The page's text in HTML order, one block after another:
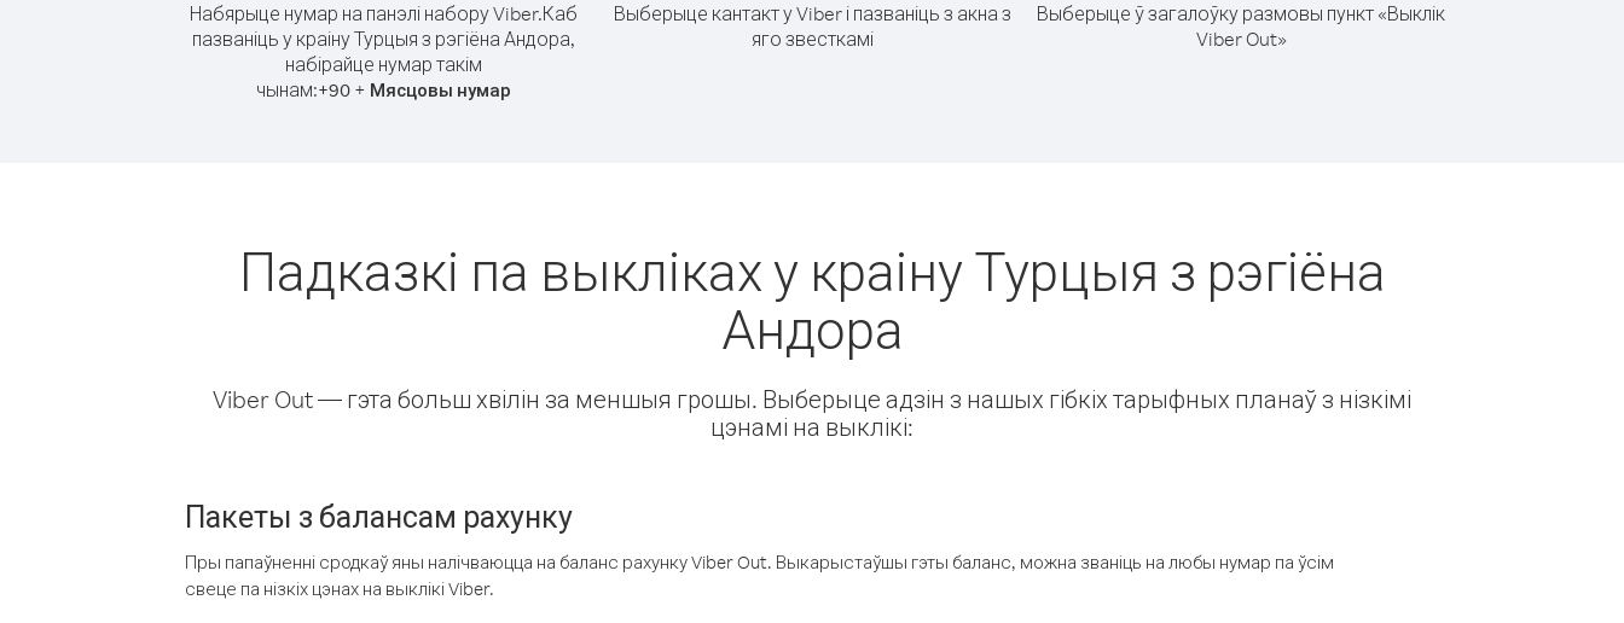
Набярыце нумар на панэлі набору Viber.Каб
пазваніць у краіну Турцыя з рэгіёна Андора,
набірайце нумар такім
чынам:+90+ Мясцовы нумар
Выберыце кантакт у Viber і пазваніць з акна з
яго звесткамі
Выберыце ў загалоўку размовы пункт «Выклік
Viber Out»
Падказкі па выкліках у краіну Турцыя з рэгіёна
Андора
Viber Out — гэта больш хвілін за меншыя грошы. Выберыце адзін з нашых гібкіх тарыфных планаў з нізкімі
цэнамі на выклікі:
Пакеты з балансам рахунку
Пры папаўненні сродкаў яны налічваюцца на баланс рахунку Viber Out. Выкарыстаўшы гэты баланс, можна званіць на любы нумар па ўсім
свеце па нізкіх цэнах на выклікі Viber.